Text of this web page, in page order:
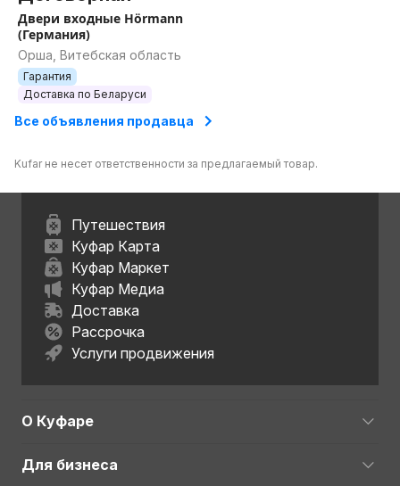
Двери входные Hörmann
(Германия)
Орша, Витебская область
Гарантия
Доставка по Беларуси
Все объявления продавца
Kufar не несет ответственности за предлагаемый товар.
Путешествия
Куфар Карта
Куфар Маркет
Куфар Медиа
Доставка
Рассрочка
Услуги продвижения
О Куфаре
Для бизнеса